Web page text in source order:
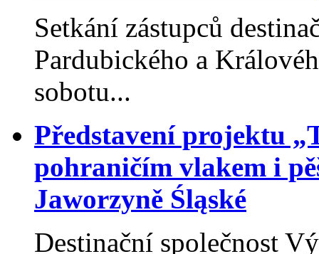
Setkání zástupců
Pardubického a
sobotu...
Představení projektu
pohraničím vlakem i
Jaworzyně Śląské
Destinační společnost